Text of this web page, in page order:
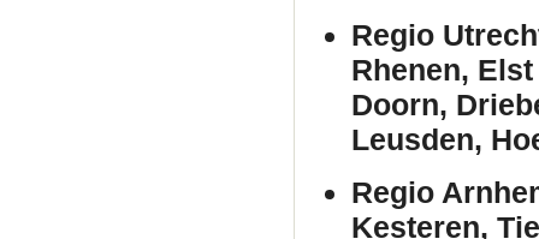
Regio
Rhenen,
Doorn,
Leusden,
Regio
Kesteren,